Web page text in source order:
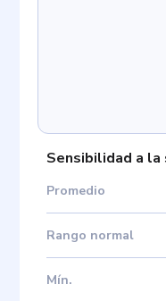
Sensibilidad a
Promedio
Rango normal
Mín.